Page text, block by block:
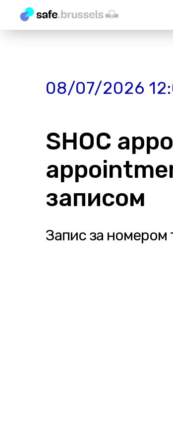
08/07/2026
SHOC
записом
Запис за номером